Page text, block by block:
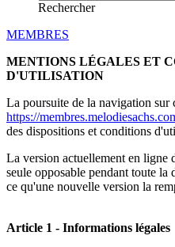
Rechercher
MEMBRES
MENTIONS LÉGALES ET
D'UTILISATION
La poursuite de la navigation sur
https://
des dispositions et conditions
La version actuellement en ligne
seule opposable pendant toute
ce qu'une nouvelle version la
Article 1 - Informations légales